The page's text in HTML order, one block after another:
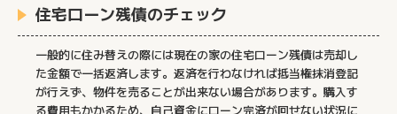
住宅ローン残債のチェック
一般的に住み替えの際には現在の家の住宅ローン残債は売却し
た金額で一括返済します。返済を行わなければ抵当権抹消登記
が行えず、物件を売ることが出来ない場合があります。購入す
る費用もかかるため、自己資金にローン完済が回せない状況に